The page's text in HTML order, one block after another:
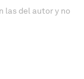
las del autor y no